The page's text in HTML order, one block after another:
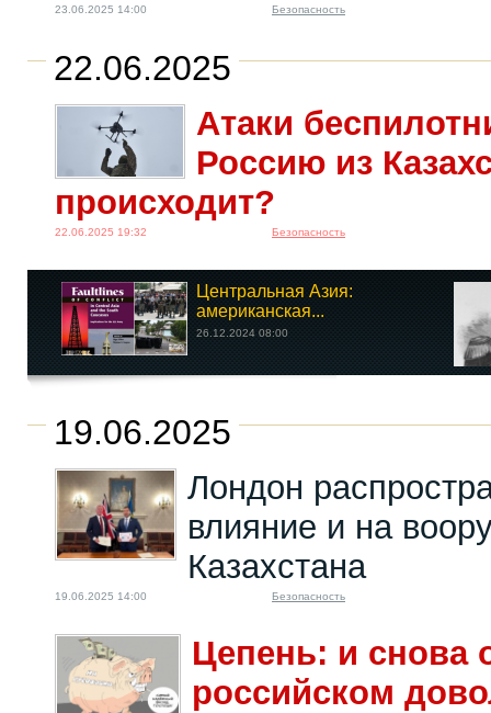
23.06.2025 14:00 Безопасность
22.06.2025
Атаки
Россию из
происходит?
22.06.2025 19:32 Безопасность
Центральная Азия:
американская...
26.12.2024 08:00
19.06.2025
Лондон
влияние и на
Казахстана
19.06.2025 14:00 Безопасность
Цепень: и снова
российском